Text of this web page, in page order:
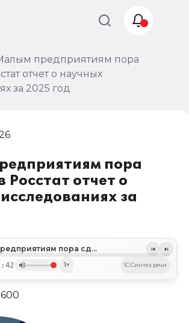
предприятиям пора
отчет о научных
за 2025 год
пора
Росстат отчет о
за
Малым предприятиям пора сдавать в Росстат отчет о научных исследованиях за 2025 год
1× 1C:Синтез речи